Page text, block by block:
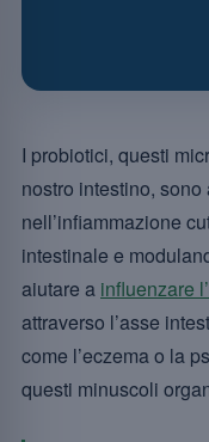
I probiotici, questi
nostro intestino,
nell’infiammazione
intestinale e
aiutare a influenzare
attraverso l’asse
come l’eczema o la
questi minuscoli